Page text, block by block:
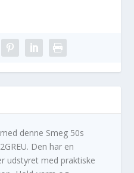
denne Smeg 50s
Den har en
udstyret med praktiske